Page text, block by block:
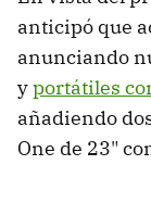
anticipó que
anunciando
yportátiles
añadiendo
One de 23"